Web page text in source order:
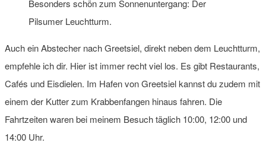
Besonders schön zum Sonnenuntergang: Der
Pilsumer Leuchtturm.
Auch ein Abstecher nach Greetsiel, direkt neben dem Leuchtturm,
empfehle ich dir. Hier ist immer recht viel los. Es gibt Restaurants,
Cafés und Eisdielen. Im Hafen von Greetsiel kannst du zudem mit
einem der Kutter zum Krabbenfangen hinaus fahren. Die
Fahrtzeiten waren bei meinem Besuch täglich 10:00, 12:00 und
14:00 Uhr.